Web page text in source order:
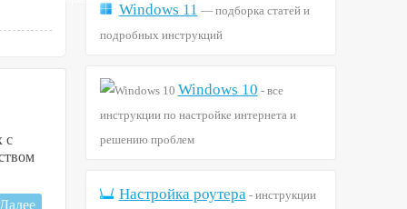
с
Windows 11 — подборка статей и
подробных инструкций
Windows 10 - все
инструкции по настройке интернета и
решению проблем
Настройка роутера- инструкции